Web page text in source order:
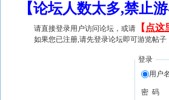
【论坛人数太多,禁止
请直接登录用户访问论坛，或请 【 点这
如果您已注册,请先登录论坛即可游览帖子
登录
用户名
密 码